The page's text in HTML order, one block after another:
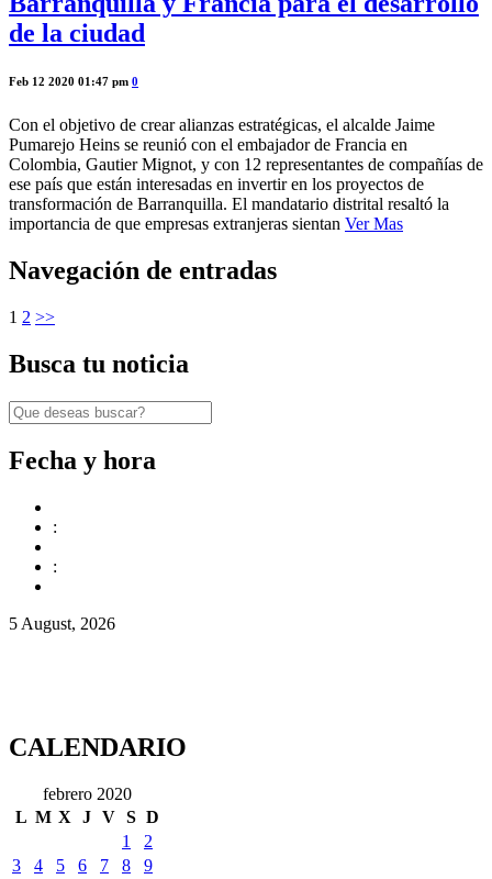
de la ciudad
Feb 12 2020 01:47 pm 0
Con el objetivo de crear alianzas estratégicas, el alcalde Jaime
Pumarejo Heins se reunió con el embajador de Francia en
Colombia, Gautier Mignot, y con 12 representantes de compañías de
ese país que están interesadas en invertir en los proyectos de
transformación de Barranquilla. El mandatario distrital resaltó la
importancia de que empresas extranjeras sientan Ver Mas
Navegación de entradas
1 2 >>
Busca tu noticia
Fecha y hora
:
:
5 August, 2026
CALENDARIO
febrero 2020
L M X J V S D
1
2
3
4 5 6 7 8 9